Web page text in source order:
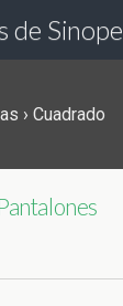
de Sinope
› Cuadrado